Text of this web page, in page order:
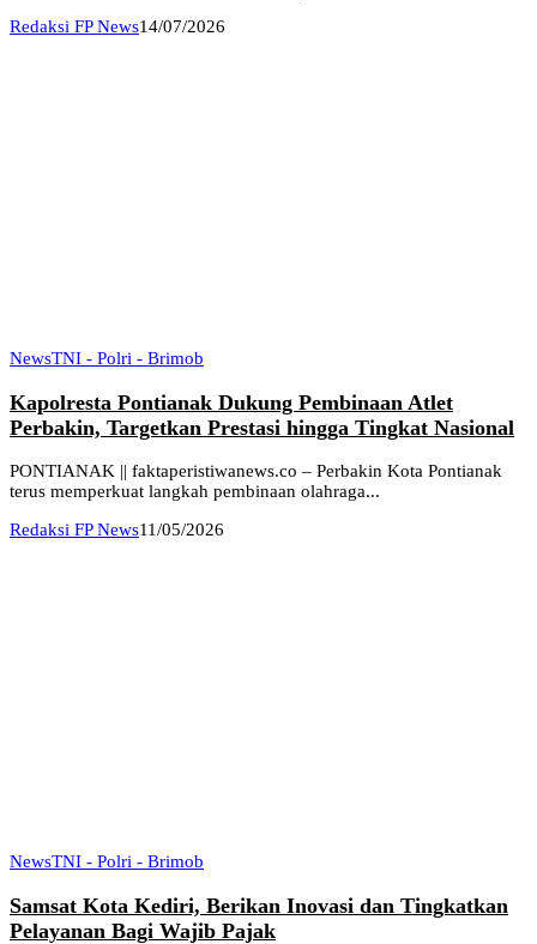
Redaksi FP News14/07/2026
NewsTNI - Polri - Brimob
Kapolresta Pontianak Dukung Pembinaan Atlet
Perbakin, Targetkan Prestasi hingga Tingkat Nasional
PONTIANAK || faktaperistiwanews.co – Perbakin Kota Pontianak
terus memperkuat langkah pembinaan olahraga...
Redaksi FP News11/05/2026
NewsTNI - Polri - Brimob
Samsat Kota Kediri, Berikan Inovasi dan Tingkatkan
Pelayanan Bagi Wajib Pajak